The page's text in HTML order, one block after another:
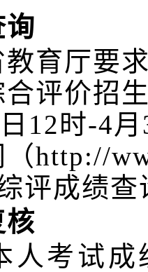
育厅要
评价招
12时-4
http://
评成绩
核
人考试